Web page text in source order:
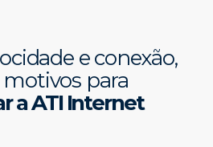
e conexão,
para
a ATI Internet